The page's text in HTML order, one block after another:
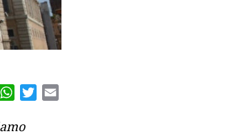
LinkedInWhatsApp
Twitter